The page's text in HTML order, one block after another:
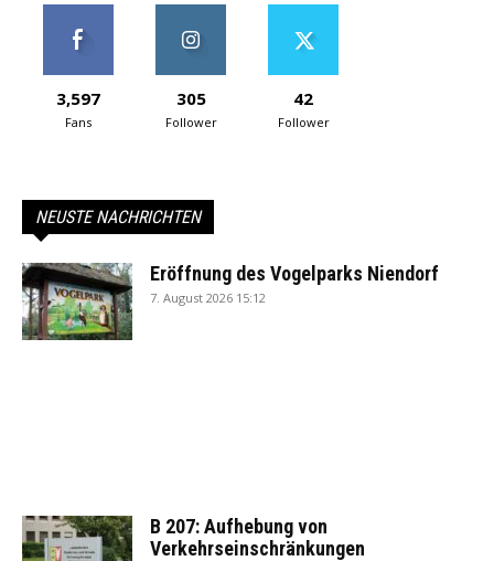
3,597
Fans
305
Follower
42
Follower
NEUSTE NACHRICHTEN
Eröffnung des Vogelparks Niendorf
7. August 2026 15:12
B 207: Aufhebung von
Verkehrseinschränkungen